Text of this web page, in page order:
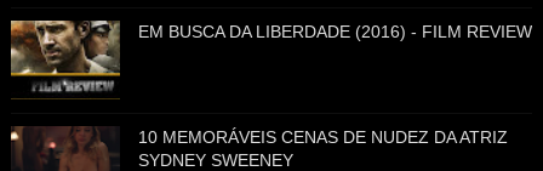
EM BUSCA DA LIBERDADE (2016) - FILM REVIEW
10 MEMORÁVEIS CENAS DE NUDEZ DA ATRIZ
SYDNEY SWEENEY